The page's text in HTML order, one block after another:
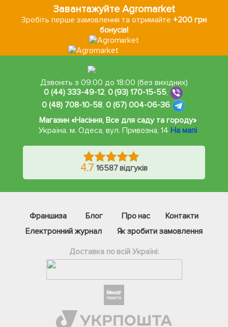
Завантажуйте Agromarket
Зробіть перше замовлення та отримайте+200 грн
бонусів!
Дзвоніть з 09:00 до 18:00 (без вихідних)
0 (44) 333-49-12, 0 (93) 170-15-55,
0 (48) 708-10-58, 0 (67) 004-06-36
Магазин «Насіння, Все для саду та городу»
Україна, м. Одеса,вул. Привозна, 14 На мапі
4.7 16587 відгуків
Франшиза Блог Про нас
Контакти
Електронний журнал
Як зробити замовлення
Доставка по всій Україні: